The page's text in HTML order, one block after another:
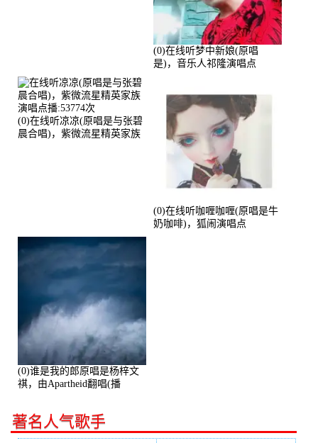
(0)在线听梦中新娘(原唱
是)，音乐人祁隆演唱点
(0)在线听凉凉(原唱是与张碧
晨合唱)，紫微流星精英家族
(0)在线听咖喱咖喱(原唱是牛
奶咖啡)，狐闹演唱点
(0)谁是我的郎原唱是杨梓文
祺，由Apartheid翻唱(播
著名人气歌手